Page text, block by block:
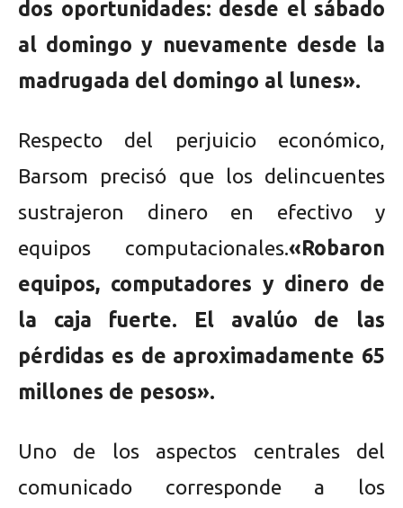
dos oportunidades: desde el sábado
al domingo y nuevamente desde la
madrugada del domingo al lunes».
Respecto del perjuicio económico,
Barsom precisó que los delincuentes
sustrajeron dinero en efectivo y
equipos computacionales.«Robaron
equipos, computadores y dinero de
la caja fuerte. El avalúo de las
pérdidas es de aproximadamente 65
millones de pesos».
Uno de los aspectos centrales del
comunicado corresponde a los